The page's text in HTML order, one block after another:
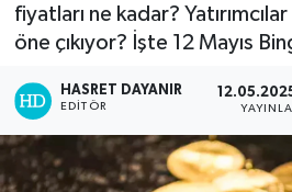
fiyatları ne kadar?
öne çıkıyor? İşte 12 Mayıs
HASRET DAYANIR
EDITÖR
GÜNDEM
KARLIOVA
Son Dakika Haberleri
Haber Arşivi